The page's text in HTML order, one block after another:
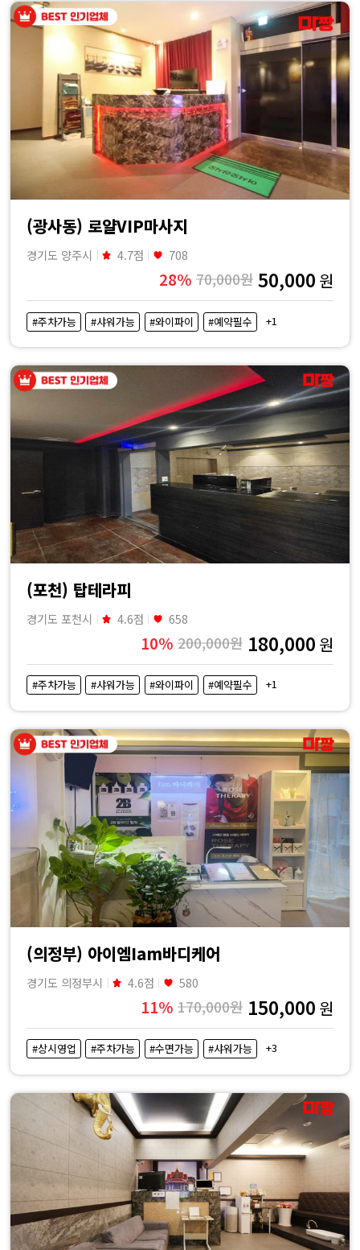
(광사동) 로얄VIP마사지
경기도 양주시 4.7점 708
28% 70,000원 50,000 원
#주차가능 #샤워가능 #와이파이 #예약필수 +1
(포천) 탑테라피
경기도 포천시 4.6점 658
10% 200,000원 180,000 원
#주차가능 #샤워가능 #와이파이 #예약필수 +1
(의정부) 아이엠Iam바디케어
경기도 의정부시 4.6점 580
11% 170,000원 150,000 원
#상시영업 #주차가능 #수면가능 #샤워가능 +3